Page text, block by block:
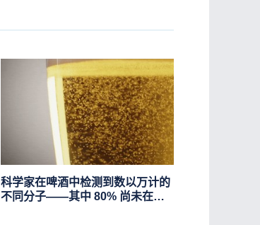
科学家在啤酒中检测到数以万计的
不同分子——其中 80% 尚未在化